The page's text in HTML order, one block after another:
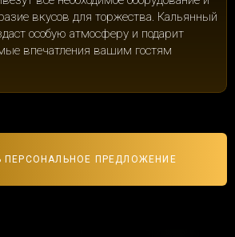
вкусов для торжества. Кальянный
особую атмосферу и подарит
впечатления вашим гостям
ПЕРСОНАЛЬНОЕ ПРЕДЛОЖЕНИЕ